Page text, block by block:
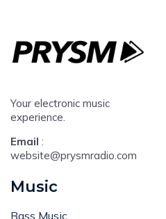
Your electronic music
experience.
Email :
website@prysmradio.com
Music
Bass Music